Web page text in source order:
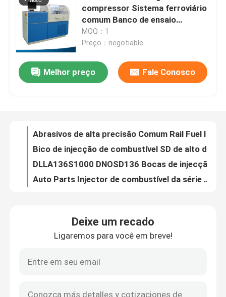
Casa
Produtos
Sobre nós
Controle da qualidade
Contacte-nos
Peça umas citações
Equipamento de teste comum do trilho
compressor Sistema ferroviário
comum Banco de ensaio
Testeiro do sistema de fase 3
MOQ：1
Preço：negotiable
Melhor preço Fale Conosco
Nozzle do injetor de combustível diesel da série P BOSCH 0 433 171 159 DLLA 134 P180 CE
Auto Parts Injector de combustível da série T 0 433 300 294 / DL 110 T 1167
Deixe um recado
Ligaremos para você em breve!